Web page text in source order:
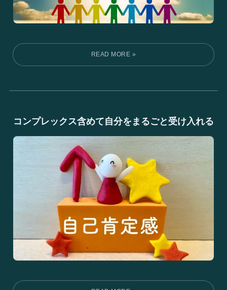
コンプレックス含めて自分をまるごと受け入れる